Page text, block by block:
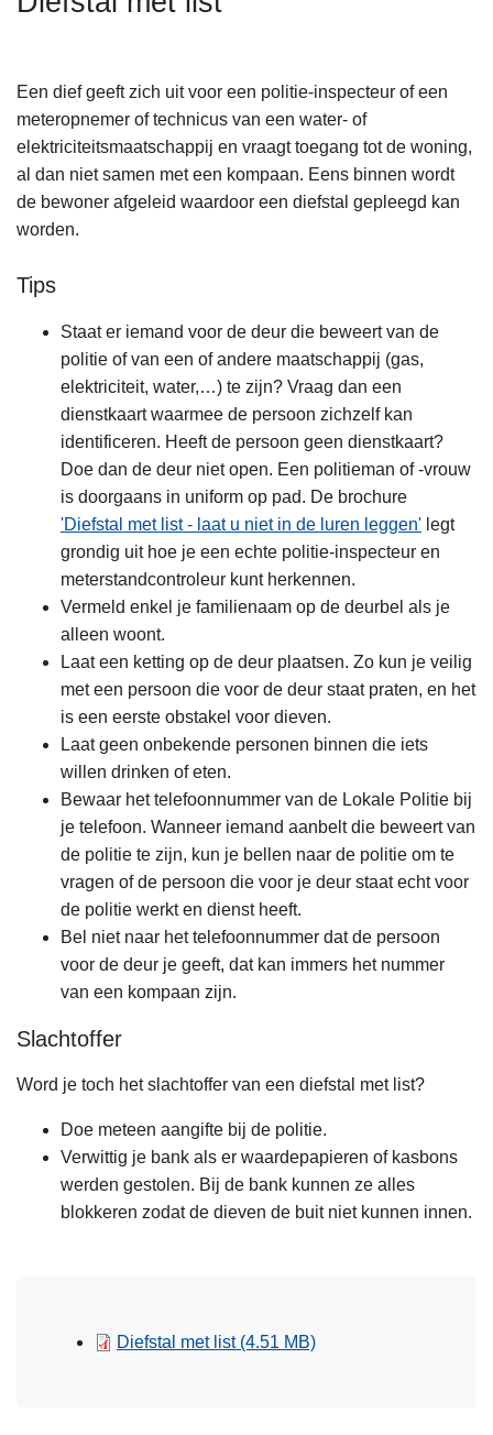
Een dief geeft zich uit voor een politie-inspecteur of een
meteropnemer of technicus van een water- of
elektriciteitsmaatschappij en vraagt toegang tot de woning,
al dan niet samen met een kompaan. Eens binnen wordt
de bewoner afgeleid waardoor een diefstal gepleegd kan
worden.
Tips
Staat er iemand voor de deur die beweert van de
politie of van een of andere maatschappij (gas,
elektriciteit, water,…) te zijn? Vraag dan een
dienstkaart waarmee de persoon zichzelf kan
identificeren. Heeft de persoon geen dienstkaart?
Doe dan de deur niet open. Een politieman of -vrouw
is doorgaans in uniform op pad. De brochure
'Diefstal met list - laat u niet in de luren leggen' legt
grondig uit hoe je een echte politie-inspecteur en
meterstandcontroleur kunt herkennen.
Vermeld enkel je familienaam op de deurbel als je
alleen woont.
Laat een ketting op de deur plaatsen. Zo kun je veilig
met een persoon die voor de deur staat praten, en het
is een eerste obstakel voor dieven.
Laat geen onbekende personen binnen die iets
willen drinken of eten.
Bewaar het telefoonnummer van de Lokale Politie bij
je telefoon. Wanneer iemand aanbelt die beweert van
de politie te zijn, kun je bellen naar de politie om te
vragen of de persoon die voor je deur staat echt voor
de politie werkt en dienst heeft.
Bel niet naar het telefoonnummer dat de persoon
voor de deur je geeft, dat kan immers het nummer
van een kompaan zijn.
Slachtoffer
Word je toch het slachtoffer van een diefstal met list?
Doe meteen aangifte bij de politie.
Verwittig je bank als er waardepapieren of kasbons
werden gestolen. Bij de bank kunnen ze alles
blokkeren zodat de dieven de buit niet kunnen innen.
Diefstal met list (4.51 MB)